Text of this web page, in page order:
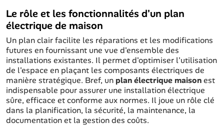
Le rôle et les fonctionnalités d'un plan
électrique de maison
Un plan clair facilite les réparations et les modifications
futures en fournissant une vue d'ensemble des
installations existantes. Il permet d'optimiser l'utilisation
de l'espace en plaçant les composants électriques de
manière stratégique. Bref, un plan électrique maisonest
indispensable pour assurer une installation électrique
sûre, efficace et conforme aux normes. Il joue un rôle clé
dans la planification, la sécurité, la maintenance, la
documentation et la gestion des coûts.